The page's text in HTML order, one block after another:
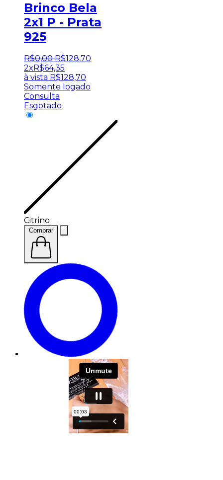
Brinco Bela
2x1 P - Prata
925
R$0,00 R$128,70
2xR$64,35
à vista R$128,70
Somente logado
Consulta
Esgotado
Citrino
Comprar